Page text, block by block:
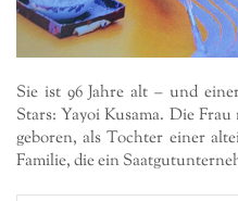
Sie ist 96 Jahre alt – und
Stars: Yayoi Kusama. Die
geboren, als Tochter einer
Familie, die ein